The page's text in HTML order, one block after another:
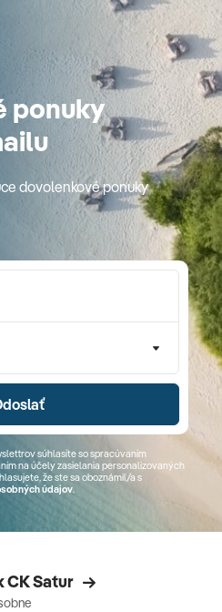
ponuky
dovolenkové ponuky
súhlasíte so spracúvaním
na účely zasielania personalizovaných
že ste sa oboznámil/a s
údajov.
CK Satur